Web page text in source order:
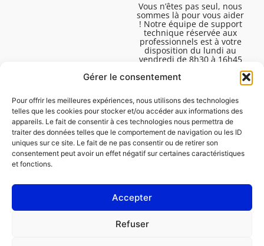
Gérer le consentement
Pour offrir les meilleures expériences, nous utilisons des technologies
telles que les cookies pour stocker et/ou accéder aux informations des
appareils. Le fait de consentir à ces technologies nous permettra de
traiter des données telles que le comportement de navigation ou les ID
uniques sur ce site. Le fait de ne pas consentir ou de retirer son
consentement peut avoir un effet négatif sur certaines caractéristiques
et fonctions.
Accepter
Refuser
Vous n’êtes pas seul, nous
sommes là pour vous aider
! Notre équipe de support
technique réservée aux
professionnels est à votre
disposition du lundi au
vendredi de 8h30 à 16h45
pour vous aider à résoudre
toutes vos questions
Mentions légales